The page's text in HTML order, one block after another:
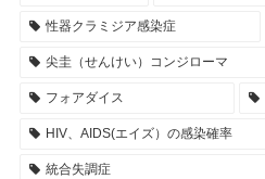
性器クラミジア感染症
尖圭（せんけい）コンジローマ
フォアダイス
HIV、AIDS(エイズ）の感染確率
統合失調症